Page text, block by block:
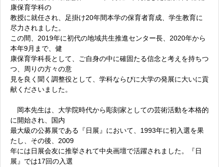
康保育学科の
教授に就任され、足掛け20年間本学の保育者育成、学生教育に
尽力されました。
この間、2019年に初代の地域共生推進センター長、2020年から
本年9月まで、健
康保育学科長として、ご自身の中に確固たる信念と考えを持ちつ
つ、周りの方々の意
見を良く聞く調整役として、学科ならびに大学の発展に大いに貢
献くださいました。
岡本先生は、大学院時代から彫刻家としての芸術活動を本格的
に開始され、国内
最大級の公募展である『日展』において、1993年に初入選を果
たし、その後、2009
年には日展会友に推挙されて中央画壇で活躍されました。『日
展』では17回の入選